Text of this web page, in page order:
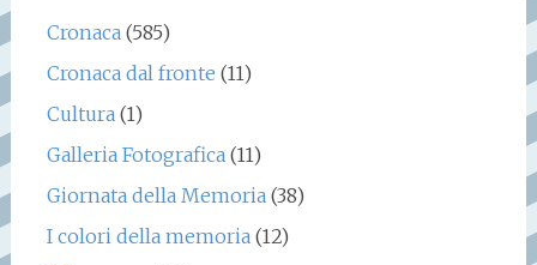
Cronaca(585)
Cronaca dal fronte (11)
Cultura(1)
Galleria Fotografica(11)
Giornata della Memoria(38)
I colori della memoria(12)